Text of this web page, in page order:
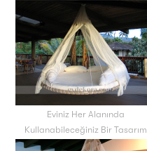
Eviniz Her Alanında
Kullanabileceğiniz Bir Tasarım